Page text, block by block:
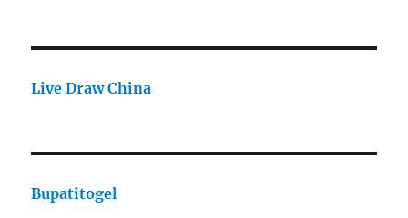
Live Draw China
Bupatitogel